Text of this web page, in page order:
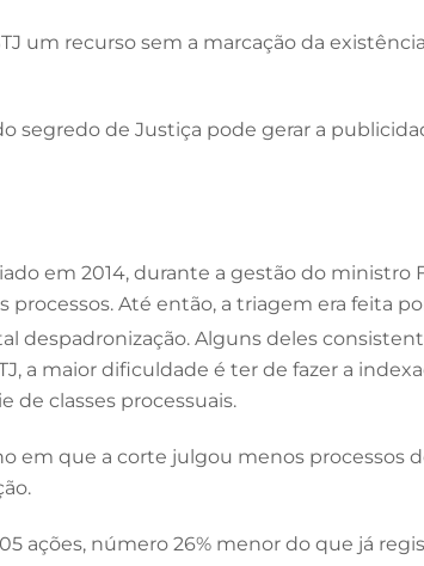
um recurso sem a marcação da
segredo de Justiça pode gerar a
despadronização. Alguns deles
a maior dificuldade é ter de fazer a
em 2014, durante a gestão do ministro
processos. Até então, a triagem era feita
de classes processuais.
em que a corte julgou menos processos
ações, número 26% menor do que já